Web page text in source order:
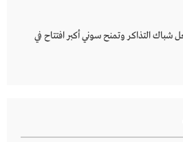
التذاكر وتمنح سوني أكبر افتتاح في